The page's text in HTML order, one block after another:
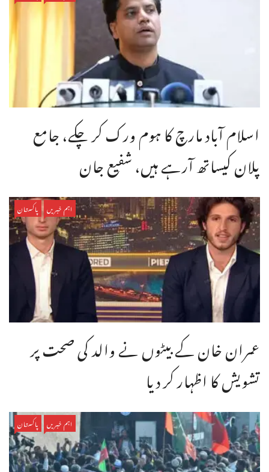
اسلام آباد مارچ کا ہوم ورک کر چکے، جامع
پلان کیساتھ آرہے ہیں، شفیع جان
اہم خبریں پاکستان
عمران خان کے بیٹوں نے والد کی صحت پر
تشویش کا اظہار کر دیا
اہم خبریں پاکستان